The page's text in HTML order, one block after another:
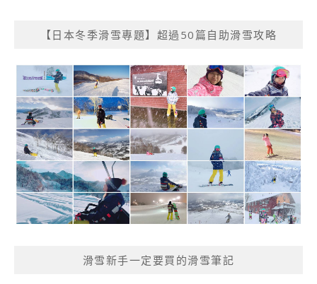
【日本冬季滑雪專題】超過50篇自助滑雪攻略
滑雪新手一定要買的滑雪筆記